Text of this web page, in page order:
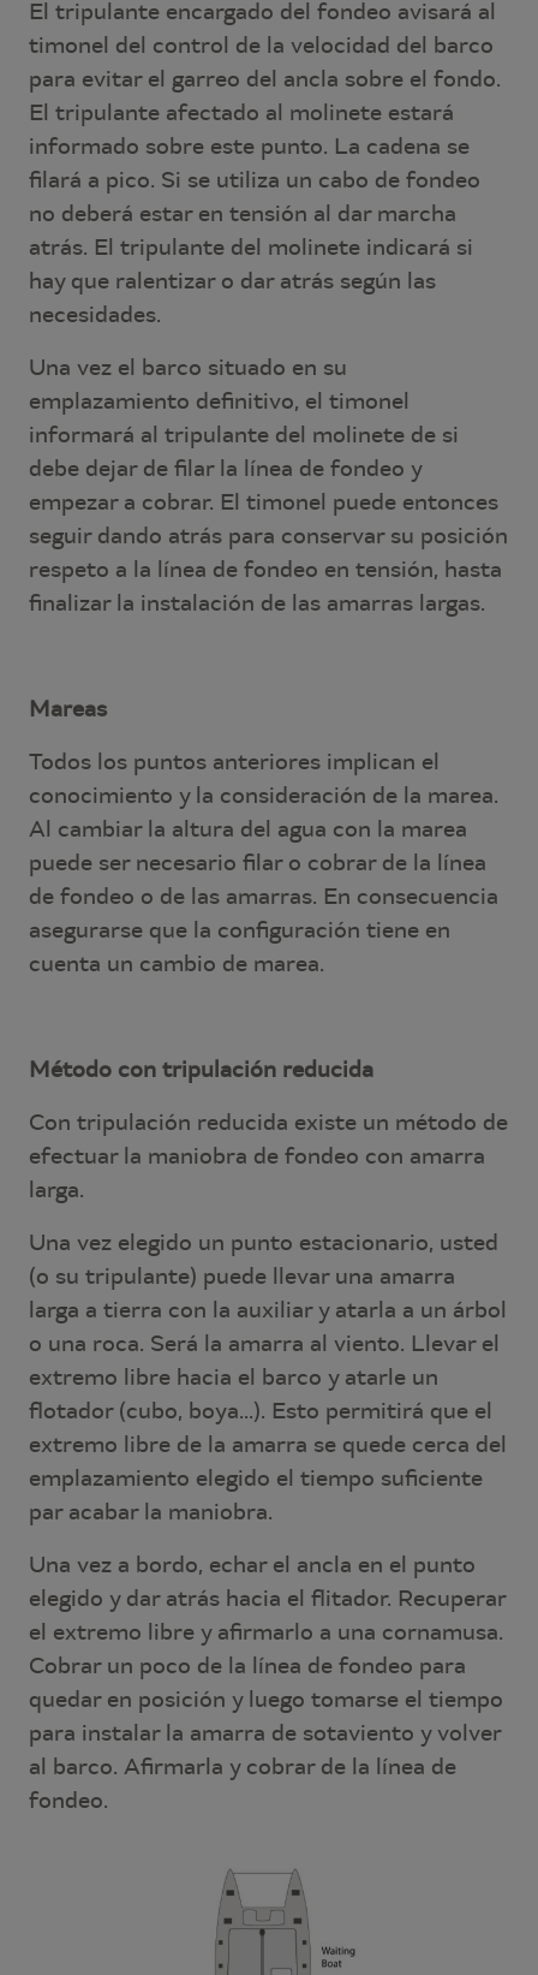
El tripulante encargado del fondeo avisará al
timonel del control de la velocidad del barco
para evitar el garreo del ancla sobre el fondo.
El tripulante afectado al molinete estará
informado sobre este punto. La cadena se
filará a pico. Si se utiliza un cabo de fondeo
no deberá estar en tensión al dar marcha
atrás. El tripulante del molinete indicará si
hay que ralentizar o dar atrás según las
necesidades.
Una vez el barco situado en su
emplazamiento definitivo, el timonel
informará al tripulante del molinete de si
debe dejar de filar la línea de fondeo y
empezar a cobrar. El timonel puede entonces
seguir dando atrás para conservar su posición
respeto a la línea de fondeo en tensión, hasta
finalizar la instalación de las amarras largas.
Mareas
Todos los puntos anteriores implican el
conocimiento y la consideración de la marea.
Al cambiar la altura del agua con la marea
puede ser necesario filar o cobrar de la línea
de fondeo o de las amarras. En consecuencia
asegurarse que la configuración tiene en
cuenta un cambio de marea.
Método con tripulación reducida
Con tripulación reducida existe un método de
efectuar la maniobra de fondeo con amarra
larga.
Una vez elegido un punto estacionario, usted
(o su tripulante) puede llevar una amarra
larga a tierra con la auxiliar y atarla a un árbol
o una roca. Será la amarra al viento. Llevar el
extremo libre hacia el barco y atarle un
flotador (cubo, boya...). Esto permitirá que el
extremo libre de la amarra se quede cerca del
emplazamiento elegido el tiempo suficiente
par acabar la maniobra.
Una vez a bordo, echar el ancla en el punto
elegido y dar atrás hacia el flitador. Recuperar
el extremo libre y afirmarlo a una cornamusa.
Cobrar un poco de la línea de fondeo para
quedar en posición y luego tomarse el tiempo
para instalar la amarra de sotaviento y volver
al barco. Afirmarla y cobrar de la línea de
fondeo.